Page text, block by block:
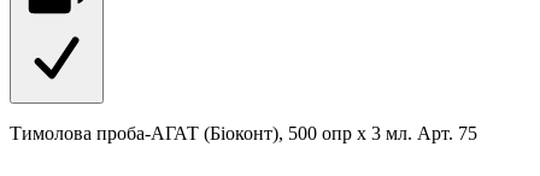
Тимолова проба-АГАТ (Біоконт), 500 опр х 3 мл. Арт. 75